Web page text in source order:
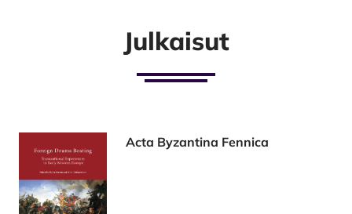
Julkaisut
Acta Byzantina Fennica